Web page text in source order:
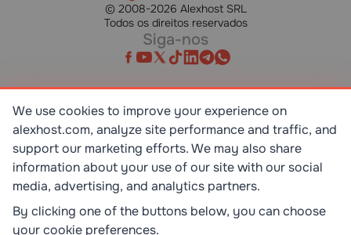
© 2008-2026 Alexhost SRL
Todos os direitos reservados
Siga-nos
SR EN ISO/IEC 27001:2023
STANDART
ISO 9001:2015
We use cookies to improve your experience on
alexhost.com, analyze site performance and traffic, and
support our marketing efforts. We may also share
information about your use of our site with our social
media, advertising, and analytics partners.
By clicking one of the buttons below, you can choose
your cookie preferences.